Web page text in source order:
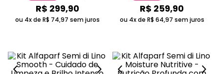
R$ 299,90
ou 4x de R$ 74,97 sem juros
R$ 259,90
ou 4x de R$ 64,97 sem juros